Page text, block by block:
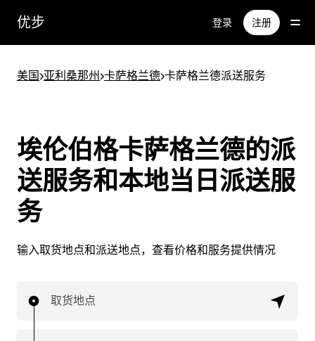
优步 登录 注册
美国>亚利桑那州>卡萨格兰德>卡萨格兰德派送服务
埃伦伯格卡萨格兰德的派
送服务和本地当日派送服
务
输入取货地点和派送地点，查看价格和服务提供情况
取货地点